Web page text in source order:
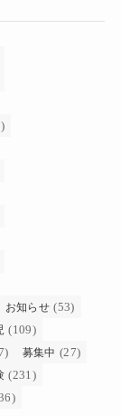
お知らせ (53)
(109)
募集中 (27)
(231)